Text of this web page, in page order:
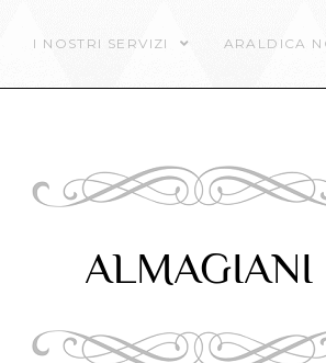
I NOSTRI SERVIZI ARALDICA
ALMAGIANI